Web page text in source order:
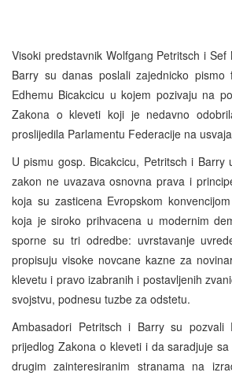
Visoki predstavnik Wolfgang Petritsch i Sef
Barry su danas poslali zajednicko pismo
Edhemu Bicakcicu u kojem pozivaju na
Zakona o kleveti koji je nedavno
proslijedila Parlamentu Federacije na
U pismu gosp. Bicakcicu, Petritsch i Barry
zakon ne uvazava osnovna prava i
koja su zasticena Evropskom
koja je siroko prihvacena u modernim
sporne su tri odredbe: uvrstavanje
propisuju visoke novcane kazne za
klevetu i pravo izabranih i postavljenih
svojstvu, podnesu tuzbe za odstetu.
Ambasadori Petritsch i Barry su pozvali
prijedlog Zakona o kleveti i da saradjuje
drugim zainteresiranim stranama na